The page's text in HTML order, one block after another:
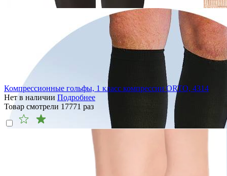
Компрессионные гольфы, 1 класс компрессии ORTO, 4314
Нет в наличии Подробнее
Товар смотрели 17771 раз